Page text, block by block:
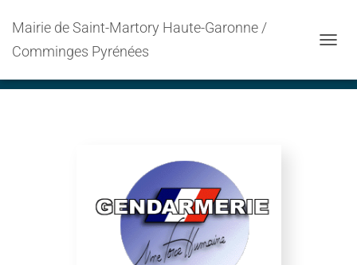
Mairie de Saint-Martory Haute-Garonne /
Comminges Pyrénées
Gendarmerie Nationale